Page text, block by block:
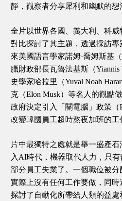
靜，觀察者分享犀利和幽默的想
全片以世界各國、義大利、科
對比探討了其主題，透過採訪
來美國語言學家諾姆·喬姆斯基
臘財政部長瓦魯法基斯（Yiannis
史學家哈拉里（Yuval Noah
克（Elon Musk）等名人的觀點
政府決定引入「關電腦」政策
改變韓國員工超時熬夜加班的工
片中最獨特之處就是舉一盛產
入AI時代，機器取代人力，只
部分員工失業了。一個職位被分
實際上沒有任何工作要做，同時
探討了自動化所帶給人類的益